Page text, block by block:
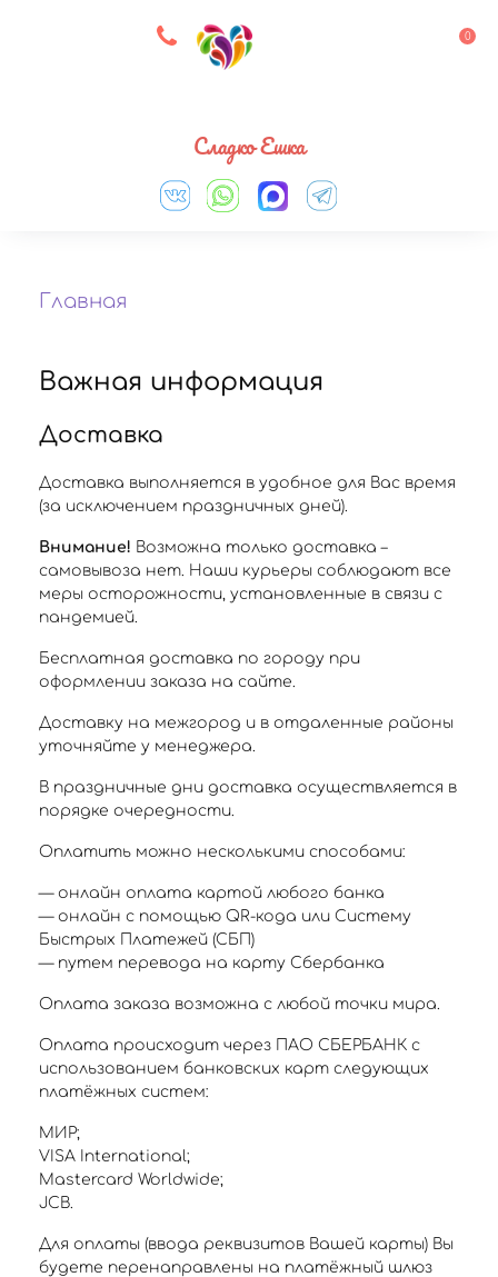
8 927 083 33 05 0
Сладко Ешка
Главная
Важная информация
Доставка
Доставка выполняется в удобное для Вас время
(за исключением праздничных дней).
Внимание! Возможна только доставка –
самовывоза нет. Наши курьеры соблюдают все
меры осторожности, установленные в связи с
пандемией.
Бесплатная доставка по городу при
оформлении заказа на сайте.
Доставку на межгород и в отдаленные районы
уточняйте у менеджера.
В праздничные дни доставка осуществляется в
порядке очередности.
Оплатить можно несколькими способами:
— онлайн оплата картой любого банка
— онлайн с помощью QR-кода или Систему
Быстрых Платежей (СБП)
— путем перевода на карту Сбербанка
Оплата заказа возможна с любой точки мира.
Оплата происходит через ПАО СБЕРБАНК с
использованием банковских карт следующих
платёжных систем:
МИР;
VISA International;
Mastercard Worldwide;
JCB.
Для оплаты (ввода реквизитов Вашей карты) Вы
будете перенаправлены на платёжный шлюз